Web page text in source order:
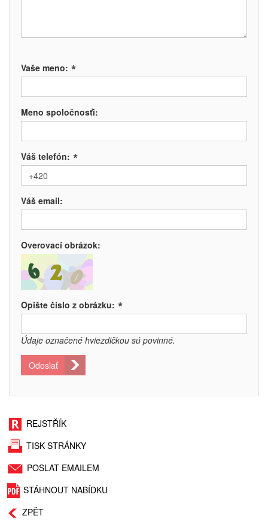
Vaše meno: *
Meno spoločnosťi:
Váš telefón: *
Váš email:
Overovací obrázok:
Opište číslo z obrázku: *
Údaje označené hviezdičkou sú povinné.
Odoslať
REJSTŘÍK
TISK STRÁNKY
POSLAT EMAILEM
STÁHNOUT NABÍDKU
ZPĚT